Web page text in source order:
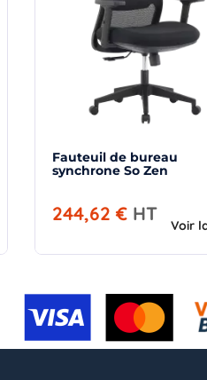
Fauteuil de bureau
synchrone So Zen
244,62 € HT
Voir